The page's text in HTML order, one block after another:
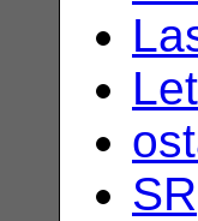
SR